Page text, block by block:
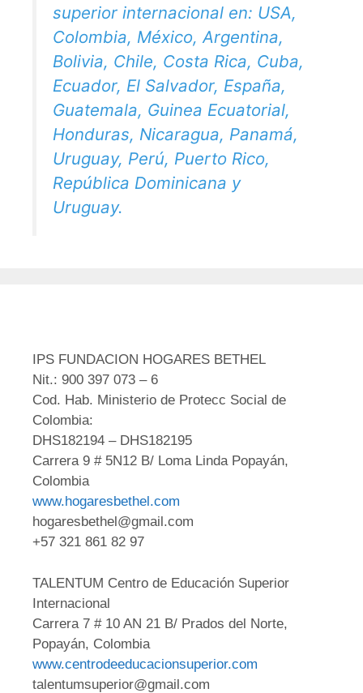
superior internacional en: USA,
Colombia, México, Argentina,
Bolivia, Chile, Costa Rica, Cuba,
Ecuador, El Salvador, España,
Guatemala, Guinea Ecuatorial,
Honduras, Nicaragua, Panamá,
Uruguay, Perú, Puerto Rico,
República Dominicana y
Uruguay.
IPS FUNDACION HOGARES BETHEL
Nit.: 900 397 073 – 6
Cod. Hab. Ministerio de Protecc Social de
Colombia:
DHS182194 – DHS182195
Carrera 9 # 5N12 B/ Loma Linda Popayán,
Colombia
www.hogaresbethel.com
hogaresbethel@gmail.com
+57 321 861 82 97
TALENTUM Centro de Educación Superior
Internacional
Carrera 7 # 10 AN 21 B/ Prados del Norte,
Popayán, Colombia
www.centrodeeducacionsuperior.com
talentumsuperior@gmail.com